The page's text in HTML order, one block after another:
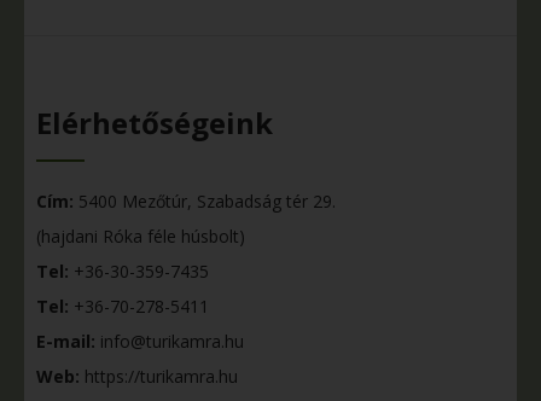
Elérhetőségeink
Cím: 5400 Mezőtúr, Szabadság tér 29.
(hajdani Róka féle húsbolt)
Tel: +36-30-359-7435
Tel: +36-70-278-5411
E-mail: info@turikamra.hu
Web: https://turikamra.hu